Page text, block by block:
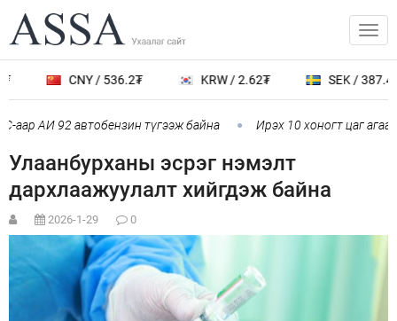
CNY / 536.2₮ KRW / 2.62₮ SEK / 387.4₮
АИ 92 автобензин түгээж байна Ирэх 10 хоногт цаг
Улаанбурханы эсрэг нэмэлт
дархлаажуулалт хийгдэж байна
2026-1-29 0